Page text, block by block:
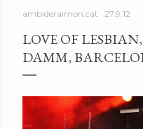
ambideraimon.cat 27.9.12
LOVE OF
DAMM,